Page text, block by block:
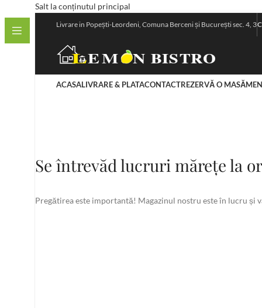
Salt la conținutul principal
Livrare in Popești-Leordeni, Comuna Berceni și București sec. 4, 3
ACASALIVRARE & PLATACONTACTREZERVĂ O MASĂ
Se întrevăd lucruri mărețe la
Pregătirea este importantă! Magazinul nostru este în lucru și